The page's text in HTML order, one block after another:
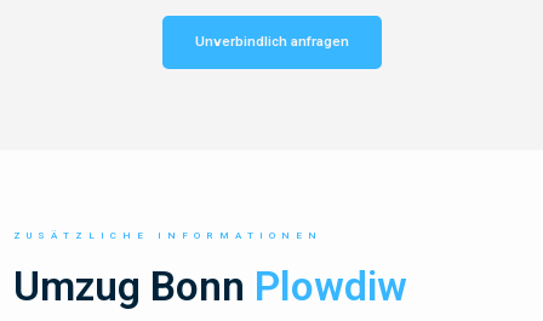
Unverbindlich anfragen
ZUSÄTZLICHE INFORMATIONEN
Umzug Bonn Plowdiw